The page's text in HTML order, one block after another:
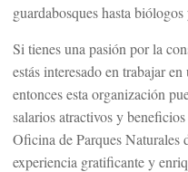
guardabosques hasta
Si tienes una pasión por la
estás interesado en trabajar
entonces esta organización
salarios atractivos y
Oficina de Parques Naturales
experiencia gratificante y